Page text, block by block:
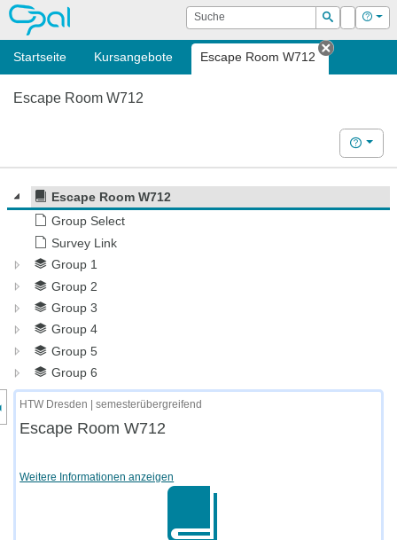
OPAL Suche
Suchen
Login Hilfe
Startseite Kursangebote Escape Room W712
Tab
Escape Room W712
Hilfe
Escape Room W712
Group Select
Survey Link
Group 1
Group 2
Group 3
Group 4
Group 5
Group 6
des Kursmenüs
HTW Dresden | semesterübergreifend
Escape Room W712
Weitere Informationen anzeigen